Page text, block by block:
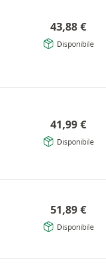
43,88 €
Disponibile
41,99 €
Disponibile
51,89 €
Disponibile